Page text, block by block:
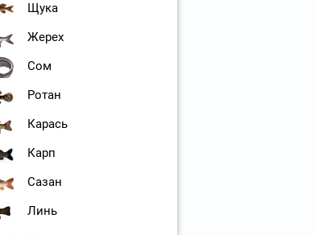
Щука
Жерех
Сом
Ротан
Карась
Карп
Сазан
Линь